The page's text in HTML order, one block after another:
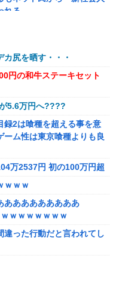
カに水をかけられビショ
たが必要レベルに達して
システムｗｗｗｗ
動回避ゲーム！フリが露
代格ゲーのパロディが多
れる
（600円）」、卑猥すぎ
が公開される
率が低すぎる、何故なの
デレるwwww
対面で高須幹弥にブチギレ
』に気付くｗｗｗｗ
わるでな」と押し倒され
何が起きてるんだ？ｗｗ
カ尻を晒す・・・
円の和牛ステーキセット
5.6万円へ????
録2は喰種を超える事を意
ーム性は東京喰種よりも良
万2537円 初の100万円超
ｗｗｗ
あああああああああ
ｗｗｗｗｗｗｗ
違った行動だと言われてし